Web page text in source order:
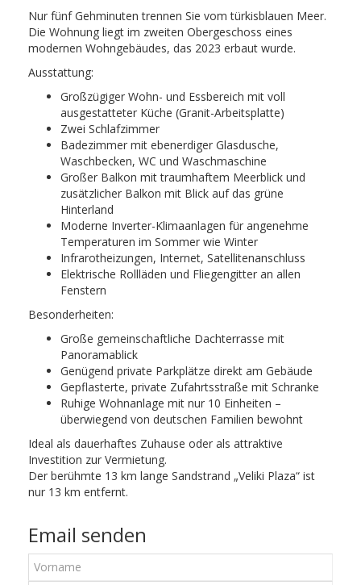
Nur fünf Gehminuten trennen Sie vom türkisblauen Meer.
Die Wohnung liegt im zweiten Obergeschoss eines
modernen Wohngebäudes, das 2023 erbaut wurde.
Ausstattung:
Großzügiger Wohn- und Essbereich mit voll
ausgestatteter Küche (Granit-Arbeitsplatte)
Zwei Schlafzimmer
Badezimmer mit ebenerdiger Glasdusche,
Waschbecken, WC und Waschmaschine
Großer Balkon mit traumhaftem Meerblick und
zusätzlicher Balkon mit Blick auf das grüne
Hinterland
Moderne Inverter-Klimaanlagen für angenehme
Temperaturen im Sommer wie Winter
Infrarotheizungen, Internet, Satellitenanschluss
Elektrische Rollläden und Fliegengitter an allen
Fenstern
Besonderheiten:
Große gemeinschaftliche Dachterrasse mit
Panoramablick
Genügend private Parkplätze direkt am Gebäude
Gepflasterte, private Zufahrtsstraße mit Schranke
Ruhige Wohnanlage mit nur 10 Einheiten –
überwiegend von deutschen Familien bewohnt
Ideal als dauerhaftes Zuhause oder als attraktive
Investition zur Vermietung.
Der berühmte 13 km lange Sandstrand „Veliki Plaza“ ist
nur 13 km entfernt.
Email senden